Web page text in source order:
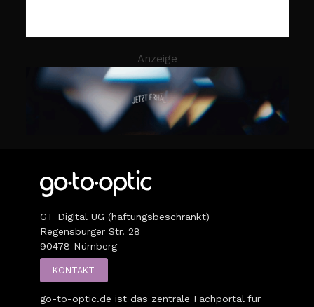
Anzeige
GT Digital UG (haftungsbeschränkt)
Regensburger Str. 28
90478 Nürnberg
KONTAKT
go-to-optic.de ist das zentrale Fachportal für